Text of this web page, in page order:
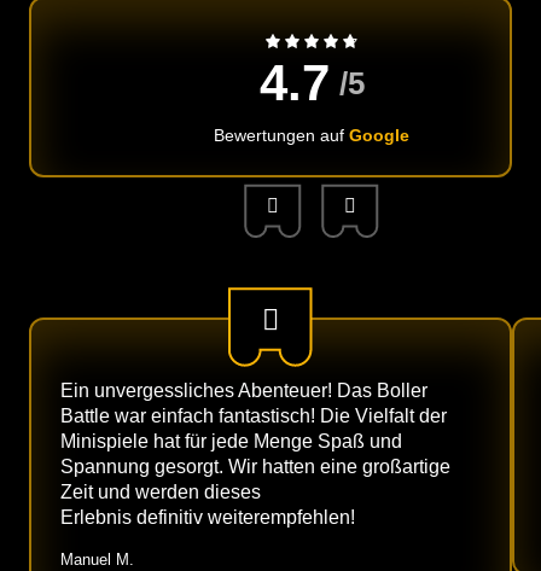
4.7 /5
Bewertungen auf Google
Ein unvergessliches Abenteuer! Das Boller
Battle war einfach fantastisch! Die Vielfalt der
Minispiele hat für jede Menge Spaß und
Spannung gesorgt. Wir hatten eine großartige
Zeit und werden dieses
Erlebnis definitiv weiterempfehlen!
Manuel M.